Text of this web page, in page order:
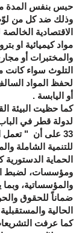
وذلك ضد كل من لوّث
الاقتصادية
مواد كيميائية او
والمختبرات أو
التلوث سواء كانت
لحفظ المواد
أو اليابسة .
كما حظيت البيئة
لدولة قطر في
33 على أن " تعمل
للتنمية الشاملة
الحماية الدستورية
ومؤسسات، لضبط
والمؤسساتية، وبما
ضماناً للحقوق
الحالية
كما عرفت